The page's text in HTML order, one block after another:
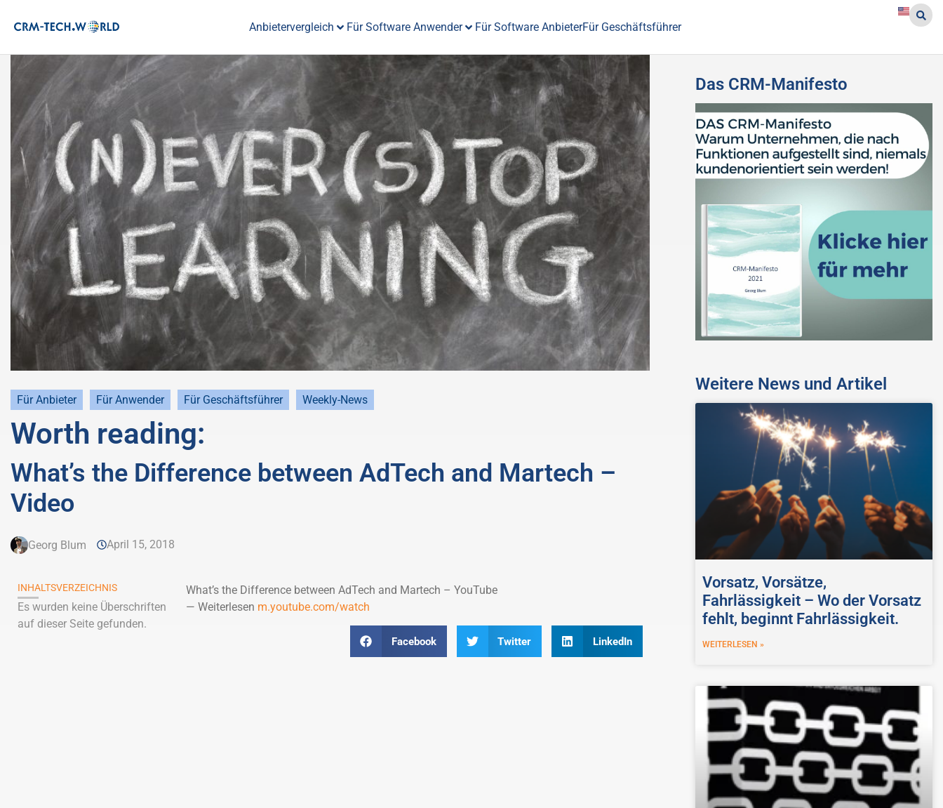
Anbietervergleich Für Software Anwender Für Software AnbieterFür Geschäftsführer
Für Anbieter Für Anwender Für Geschäftsführer Weekly-News
Worth reading:
What’s the Difference between AdTech and Martech –
Video
Georg Blum April 15, 2018
INHALTSVERZEICHNIS
Es wurden keine Überschriften
auf dieser Seite gefunden.
What’s the Difference between AdTech and Martech – YouTube
— Weiterlesen m.youtube.com/watch
Facebook Twitter LinkedIn
Das CRM-Manifesto
Weitere News und Artikel
Vorsatz, Vorsätze,
Fahrlässigkeit – Wo der Vorsatz
fehlt, beginnt Fahrlässigkeit.
WEITERLESEN »